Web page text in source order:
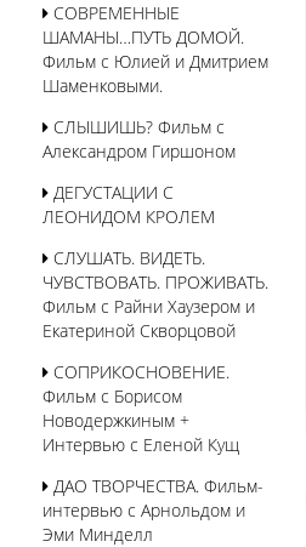
СОВРЕМЕННЫЕ
ШАМАНЫ…ПУТЬ ДОМОЙ.
Фильм с Юлией и Дмитрием
Шаменковыми.
СЛЫШИШЬ? Фильм с
Александром Гиршоном
ДЕГУСТАЦИИ С
ЛЕОНИДОМ КРОЛЕМ
СЛУШАТЬ. ВИДЕТЬ.
ЧУВСТВОВАТЬ. ПРОЖИВАТЬ.
Фильм с Райни Хаузером и
Екатериной Скворцовой
СОПРИКОСНОВЕНИЕ.
Фильм с Борисом
Новодержкиным +
Интервью с Еленой Кущ
ДАО ТВОРЧЕСТВА. Фильм-
интервью с Арнольдом и
Эми Минделл